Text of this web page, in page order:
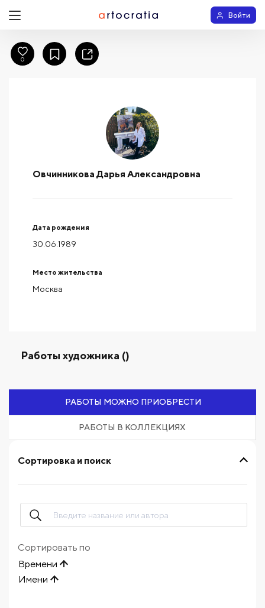
Войти
Овчинникова Дарья Александровна
Дата рождения
30.06.1989
Место жительства
Москва
Работы художника ()
РАБОТЫ МОЖНО ПРИОБРЕСТИ
РАБОТЫ В КОЛЛЕКЦИЯХ
Сортировка и поиск
Сортировать по
Времени
Имени
0